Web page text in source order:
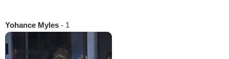
Yohance Myles - 1